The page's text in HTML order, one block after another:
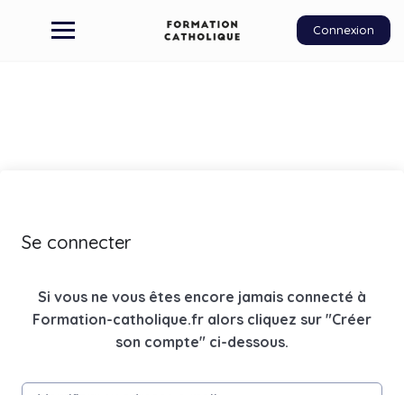
Connexion
Se connecter
Si vous ne vous êtes encore jamais connecté à
Formation-catholique.fr alors cliquez sur "Créer
son compte" ci-dessous.